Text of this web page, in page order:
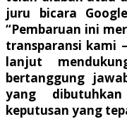
juru bicara
“Pembaruan ini
transparansi kami
lanjut
bertanggung
yang
keputusan yang